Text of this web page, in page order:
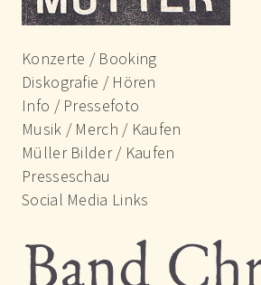
Konzerte / Booking
Diskografie / Hören
Info / Pressefoto
Musik / Merch / Kaufen
Müller Bilder / Kaufen
Presseschau
Social Media Links